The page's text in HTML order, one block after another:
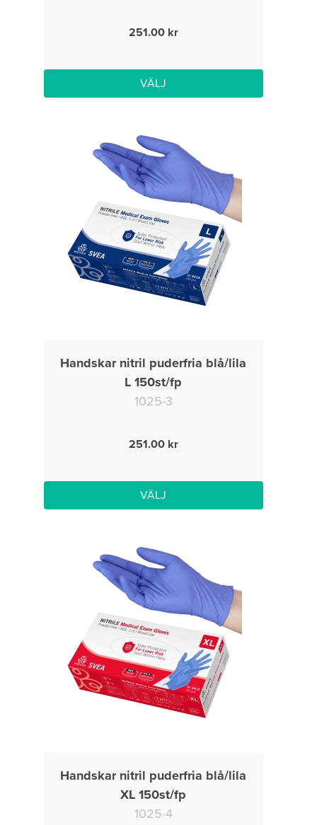
251.00
VÄLJ
Handskar nitril puderfria blå/lila
L 150st/fp
1025-3
251.00
VÄLJ
Handskar nitril puderfria blå/lila
XL 150st/fp
1025-4